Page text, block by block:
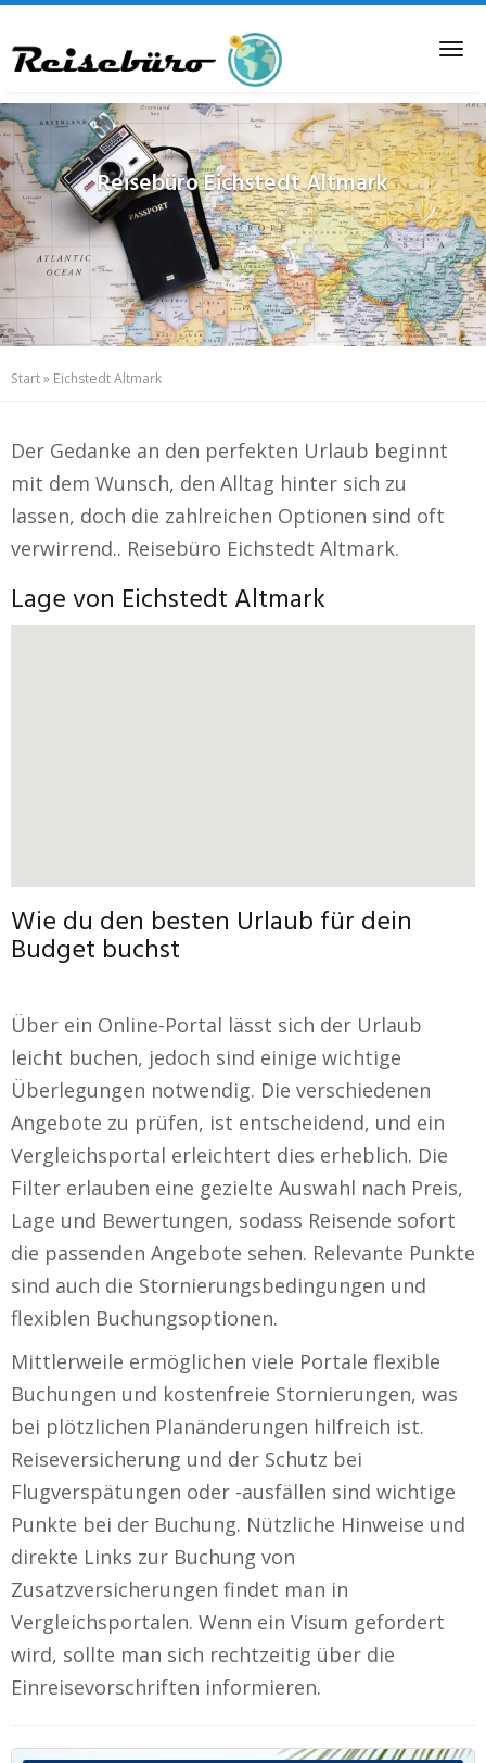
to
main
content
ReisebüroEichstedt Altmark
Start» Eichstedt Altmark
Der Gedanke an den perfekten Urlaub beginnt
mit dem Wunsch, den Alltag hinter sich zu
lassen, doch die zahlreichen Optionen sind oft
verwirrend.. Reisebüro Eichstedt Altmark.
Lage von Eichstedt Altmark
Wie du den besten Urlaub für dein
Budget buchst
Über ein Online-Portal lässt sich der Urlaub
leicht buchen, jedoch sind einige wichtige
Überlegungen notwendig. Die verschiedenen
Angebote zu prüfen, ist entscheidend, und ein
Vergleichsportal erleichtert dies erheblich. Die
Filter erlauben eine gezielte Auswahl nach Preis,
Lage und Bewertungen, sodass Reisende sofort
die passenden Angebote sehen. Relevante Punkte
sind auch die Stornierungsbedingungen und
flexiblen Buchungsoptionen.
Mittlerweile ermöglichen viele Portale flexible
Buchungen und kostenfreie Stornierungen, was
bei plötzlichen Planänderungen hilfreich ist.
Reiseversicherung und der Schutz bei
Flugverspätungen oder -ausfällen sind wichtige
Punkte bei der Buchung. Nützliche Hinweise und
direkte Links zur Buchung von
Zusatzversicherungen findet man in
Vergleichsportalen. Wenn ein Visum gefordert
wird, sollte man sich rechtzeitig über die
Einreisevorschriften informieren.